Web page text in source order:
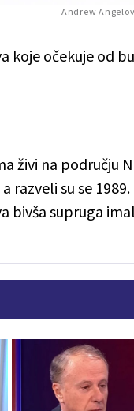
Andrew
koje očekuje od
živi na području
razveli su se
bivša supruga